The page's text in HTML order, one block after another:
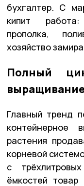
бухгалтер. С
кипит
прополка,
хозяйство
Полный
Главный тренд
контейнерное
растения
корневой
с
ёмкостей